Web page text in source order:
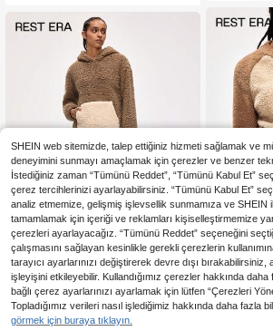
En Çok Satanlar Rest Era
Rest Era Kadınlar için Günlük Kullan
ıma Uygun Renk Bloklu Kanguru Ce
pli Peluş Kapüşonlu Sweatshirt ve İ
25 kaldı
En Çok
Rest Era
li Fermuarlı
40 kaldı
SHEIN web sitemizde, talep ettiğiniz hizmeti sağlamak ve
deneyimini sunmayı amaçlamak için çerezler ve benzer
İstediğiniz zaman “Tümünü Reddet”, “Tümünü Kabul Et”
çerez tercihlerinizi ayarlayabilirsiniz. “Tümünü Kabul Et”
analiz etmemize, gelişmiş işlevsellik sunmamıza ve SHEIN
tamamlamak için içeriği ve reklamları kişiselleştirmemize
çerezleri ayarlayacağız. “Tümünü Reddet” seçeneğini
çalışmasını sağlayan kesinlikle gerekli çerezlerin
tarayıcı ayarlarınızı değiştirerek devre dışı
işleyişini etkileyebilir. Kullandığımız çerezler hakkında
bağlı çerez ayarlarınızı ayarlamak için lütfen “Çerezleri
Topladığımız verileri nasıl işlediğimiz hakkında daha fazla
görmek için buraya tıklayın.